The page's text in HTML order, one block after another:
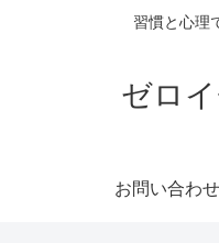
習慣と心理
ゼロ
お問い合わせ